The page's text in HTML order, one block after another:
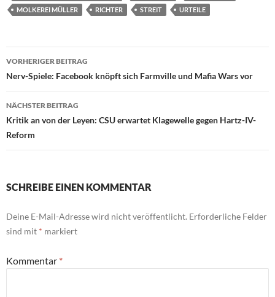
MOLKEREI MÜLLER
RICHTER STREIT URTEILE
Beitragsnavigation
VORHERIGER BEITRAG
Nerv-Spiele: Facebook knöpft sich Farmville und Mafia Wars vor
NÄCHSTER BEITRAG
Kritik an von der Leyen: CSU erwartet Klagewelle gegen Hartz-IV-
Reform
SCHREIBE EINEN KOMMENTAR
Deine E-Mail-Adresse wird nicht veröffentlicht. Erforderliche Felder
sind mit * markiert
Kommentar *